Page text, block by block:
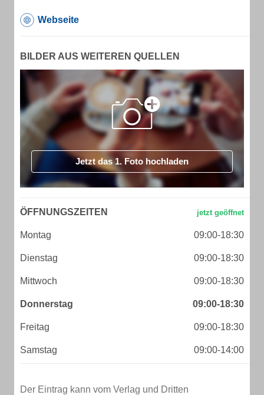
Webseite
BILDER AUS WEITEREN QUELLEN
Jetzt das 1. Foto hochladen
ÖFFNUNGSZEITEN
Montag 09:00-18:30
Dienstag 09:00-18:30
Mittwoch 09:00-18:30
Donnerstag 09:00-18:30
Freitag 09:00-18:30
Samstag 09:00-14:00
Der Eintrag kann vom Verlag und Dritten